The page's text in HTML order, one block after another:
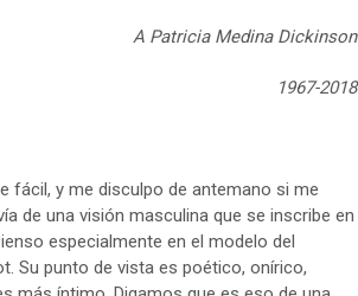
A Patricia Medina Dickinson
1967-2018
fácil, y me disculpo de antemano si me
de una visión masculina que se inscribe en
especialmente en el modelo del
Su punto de vista es poético, onírico,